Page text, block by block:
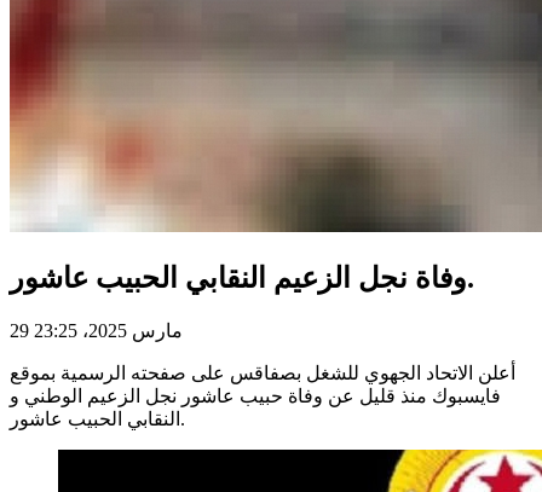
وفاة نجل الزعيم النقابي الحبيب عاشور.
29 مارس 2025، 23:25
أعلن الاتحاد الجهوي للشغل بصفاقس على صفحته الرسمية بموقع
فايسبوك منذ قليل عن وفاة حبيب عاشور نجل الزعيم الوطني و
النقابي الحبيب عاشور.